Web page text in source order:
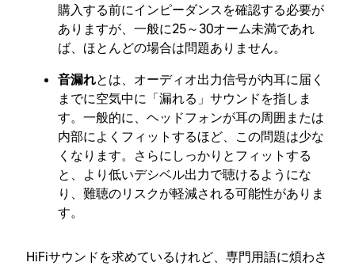
購入する前にインピーダンスを確認する必要が
ありますが、一般に25～30オーム未満であれ
ば、ほとんどの場合は問題ありません。
音漏れとは、オーディオ出力信号が内耳に届く
までに空気中に「漏れる」サウンドを指しま
す。一般的に、ヘッドフォンが耳の周囲または
内部によくフィットするほど、この問題は少な
くなります。さらにしっかりとフィットする
と、より低いデシベル出力で聴けるようにな
り、難聴のリスクが軽減される可能性がありま
す。
HiFiサウンドを求めているけれど、専門用語に煩わさ